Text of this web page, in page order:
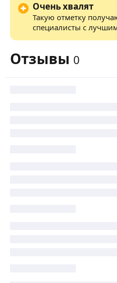
Очень хвалят
Такую отметку
специалисты с
Отзывы 0